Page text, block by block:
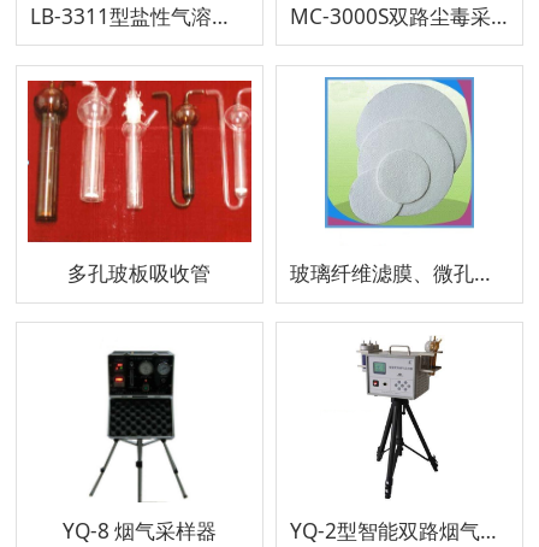
LB-3311型盐性气溶胶发生器 MC-3000S双路尘毒采样器
多孔玻板吸收管 玻璃纤维滤膜、微孔滤膜
YQ-8 烟气采样器 YQ-2型智能双路烟气采样器